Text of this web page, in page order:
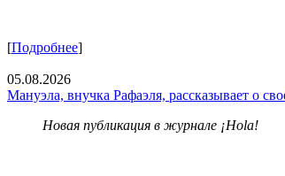
[Подробнее]
05.08.2026
Мануэла, внучка Рафаэля, рассказывает о
Новая публикация в журнале ¡Hola!